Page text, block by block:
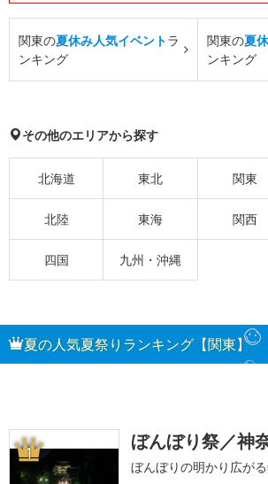
関東の夏休み人気イベントラ
ンキング
関東の夏
ンキング
その他のエリアから探す
北海道 東北 関東
北陸 東海 関西
四国 九州・沖縄
夏の人気夏祭りランキング【関東】
1 ぼんぼり祭／神
ぼんぼりの明かり広が